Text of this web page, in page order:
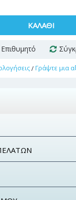
ΚΑΛΆΘΙ
Επιθυμητό
/Γράψτε μια